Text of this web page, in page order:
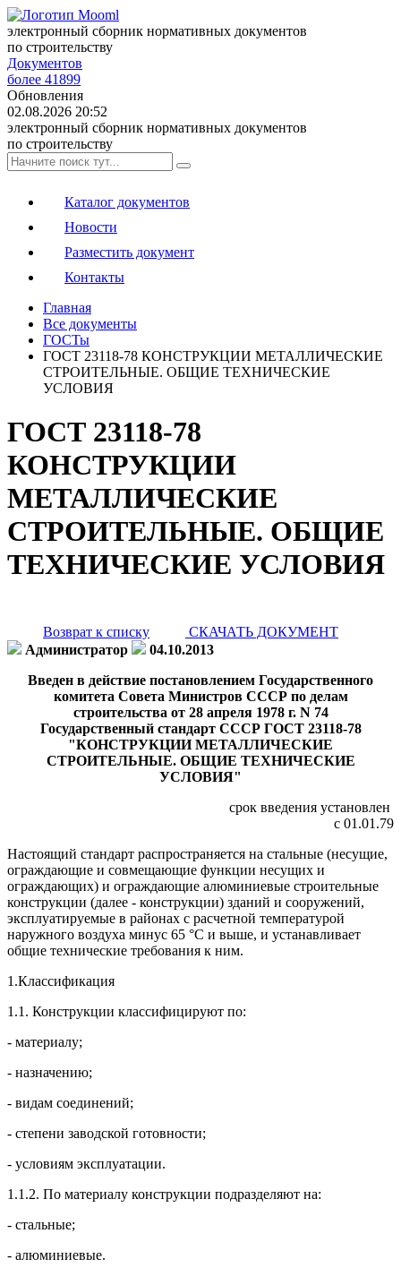
электронный сборник нормативных документов
по строительству
Документов
более 41899
Обновления
02.08.2026 20:52
электронный сборник нормативных документов
по строительству
Каталог документов
Новости
Разместить документ
Контакты
Главная
Все документы
ГОСТы
ГОСТ 23118-78 КОНСТРУКЦИИ МЕТАЛЛИЧЕСКИЕ
СТРОИТЕЛЬНЫЕ. ОБЩИЕ ТЕХНИЧЕСКИЕ
УСЛОВИЯ
ГОСТ 23118-78
КОНСТРУКЦИИ
МЕТАЛЛИЧЕСКИЕ
СТРОИТЕЛЬНЫЕ. ОБЩИЕ
ТЕХНИЧЕСКИЕ УСЛОВИЯ
Возврат к списку
СКАЧАТЬ ДОКУМЕНТ
Администратор
04.10.2013
Введен в действие постановлением Государственного
комитета Совета Министров СССР по делам
строительства от 28 апреля 1978 г. N 74
Государственный стандарт СССР ГОСТ 23118-78
"КОНСТРУКЦИИ МЕТАЛЛИЧЕСКИЕ
СТРОИТЕЛЬНЫЕ. ОБЩИЕ ТЕХНИЧЕСКИЕ
УСЛОВИЯ"
срок введения установлен
с 01.01.79
Настоящий стандарт распространяется на стальные (несущие,
ограждающие и совмещающие функции несущих и
ограждающих) и ограждающие алюминиевые строительные
конструкции (далее - конструкции) зданий и сооружений,
эксплуатируемые в районах с расчетной температурой
наружного воздуха минус 65 °С и выше, и устанавливает
общие технические требования к ним.
1.Классификация
1.1. Конструкции классифицируют по:
- материалу;
- назначению;
- видам соединений;
- степени заводской готовности;
- условиям эксплуатации.
1.1.2. По материалу конструкции подразделяют на:
- стальные;
- алюминиевые.